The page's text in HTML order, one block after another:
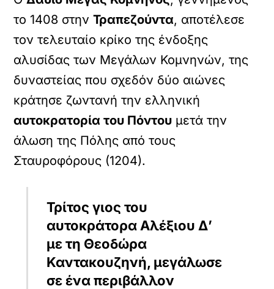
το 1408 στηνΤραπεζούντα, αποτέλεσε
τον τελευταίο κρίκο της ένδοξης
αλυσίδας των Μεγάλων Κομνηνών, της
δυναστείας που σχεδόν δύο αιώνες
κράτησε ζωντανή την ελληνική
αυτοκρατορία του Πόντου μετά την
άλωση της Πόλης από τους
Σταυροφόρους (1204).
Τρίτος γιος του
αυτοκράτορα Αλέξιου Δ’
με τη Θεοδώρα
Καντακουζηνή, μεγάλωσε
σε ένα περιβάλλον